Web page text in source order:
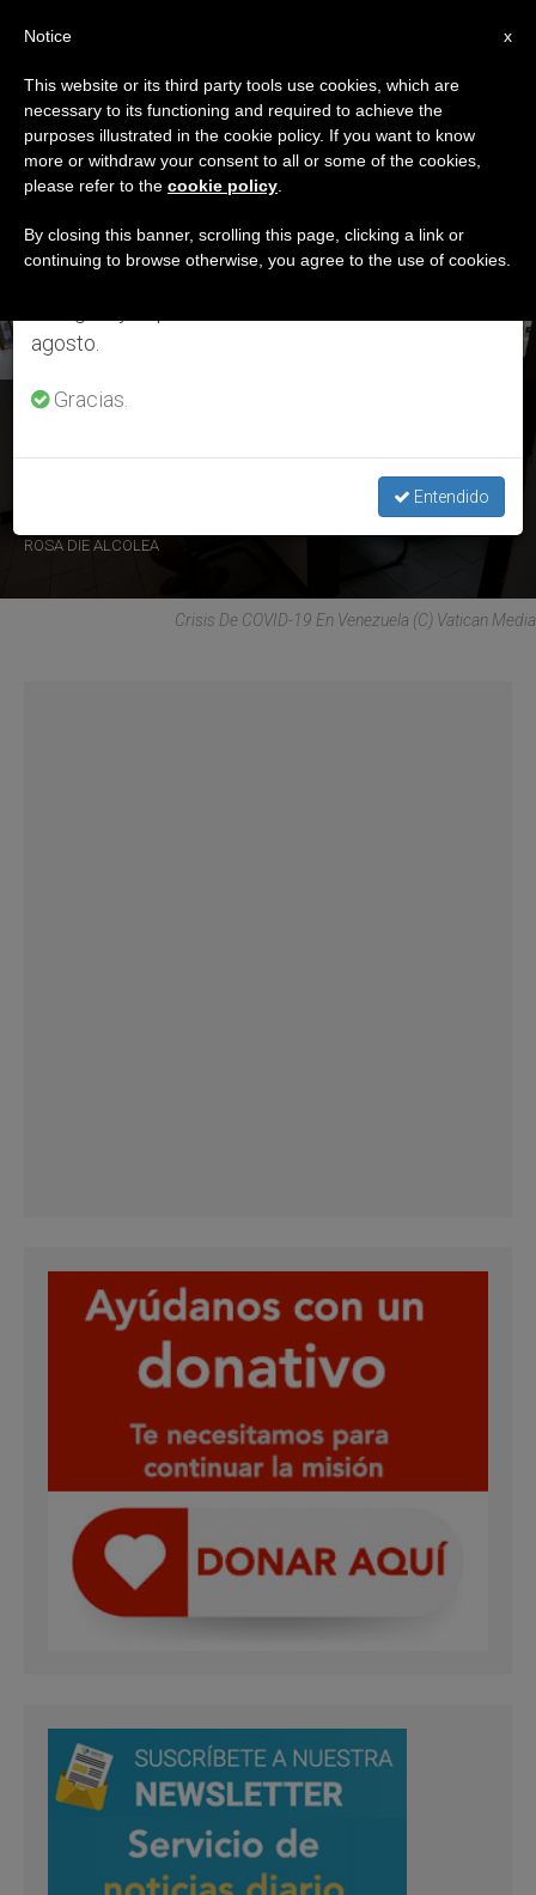
ETIQUETA
Posts Tagged
‘Bolsonaro’
ÚLTIMAS NOTICIAS
COVID-19: La Organización Mundial de la Salud advierte de
ROSA DIE ALCOLEA
Crisis De COVID-19 En Venezuela (C) Vatican Media
×
Aviso importante
Del 27 de julio al 7 de agosto haremos la pausa
anual, aprovechando que en el periodo de verano
se generan menos informaciones y también el
agosto.
Gracias.
Entendido
x
Notice
This website or its third party tools use cookies, which are
necessary to its functioning and required to achieve the
purposes illustrated in the cookie policy. If you want to know
more or withdraw your consent to all or some of the cookies,
please refer to the cookie policy
By closing this banner, scrolling this page, clicking a link or
continuing to browse otherwise, you agree to the use of cookies.